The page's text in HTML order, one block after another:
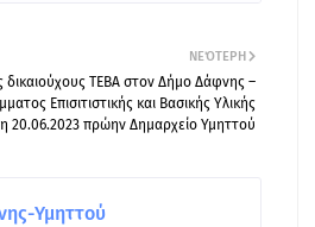
ΝΕΌΤΕΡΗ
ΤΕΒΑ στον Δήμο Δάφνης –
Επισιτιστικής και Βασικής Υλικής
20.06.2023 πρώην Δημαρχείο Υμηττού
Υμηττού